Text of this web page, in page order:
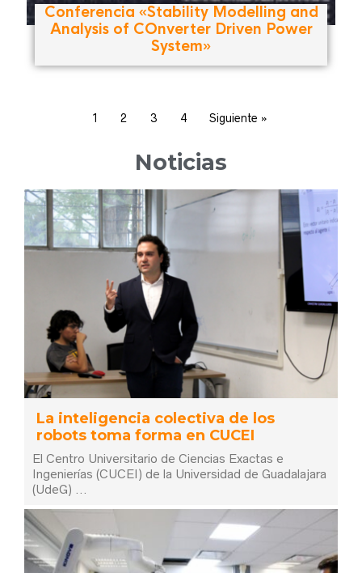
Conferencia «Stability Modelling and
Analysis of COnverter Driven Power
System»
1 2 3 4 Siguiente »
Noticias
La inteligencia colectiva de los
robots toma forma en CUCEI
El Centro Universitario de Ciencias Exactas e
Ingenierías (CUCEI) de la Universidad de Guadalajara
(UdeG) …